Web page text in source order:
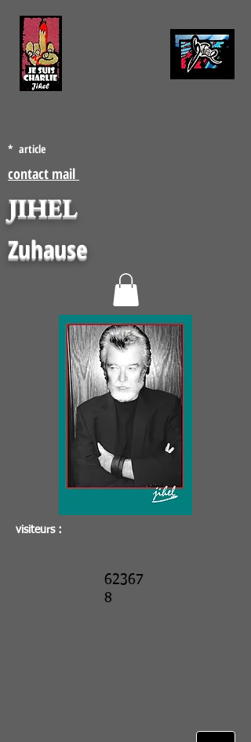
* article
contact mail
JIHEL
Zuhause
visiteurs :
62367
8